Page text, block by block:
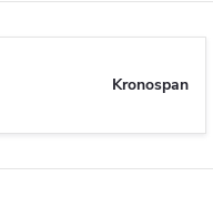
Kronospan